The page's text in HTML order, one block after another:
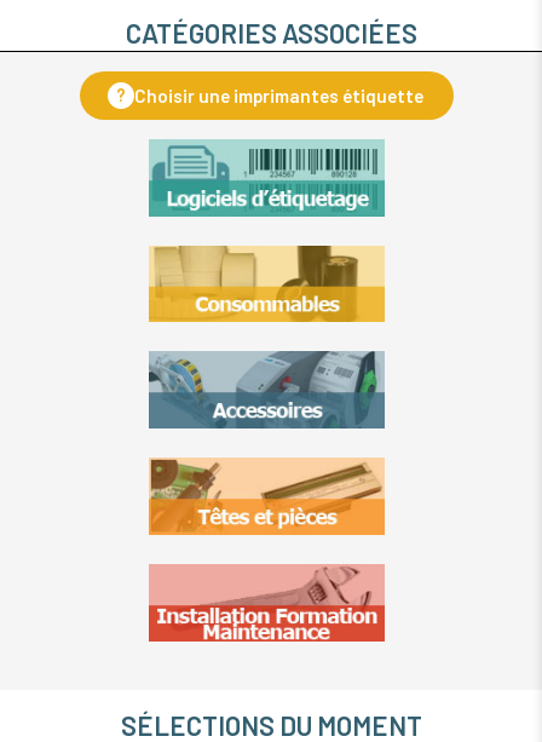
CATÉGORIES ASSOCIÉES
? Choisir une imprimantes étiquette
SÉLECTIONS DU MOMENT